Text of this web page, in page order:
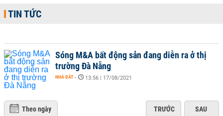
TIN TỨC
Sóng M&A bất động sản đang diễn ra ở thị
trường Đà Nẵng
NHÀ ĐẤT - 13:56 | 17/08/2021
Theo ngày TRƯỚC SAU